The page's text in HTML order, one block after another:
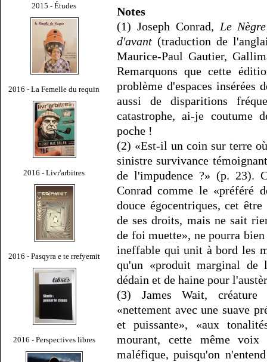
2015 - Études
2016 - La Femelle du requin
2016 - Livr'arbitres
2016 - Pasqyra e te rrefyemit
2016 - Perspectives libres
Notes
(1) Joseph Conrad, Le
d'avant (traduction de
Maurice-Paul Gautier,
Remarquons que cette
problème d'espaces insérées
aussi de disparitions
catastrophe, ai-je coutume
poche !
(2) «Est-il un coin sur terre
sinistre survivance
de l'impudence ?» (p. 23).
Conrad comme le «préféré
douce égocentriques, cet
de ses droits, mais ne sait
de foi muette», ne pourra
ineffable qui unit à bord les
qu'un «produit marginal de
dédain et de haine pour
(3) James Wait, créature
«nettement avec une suave
et puissante», «aux
mourant, cette même
maléfique, puisqu'on